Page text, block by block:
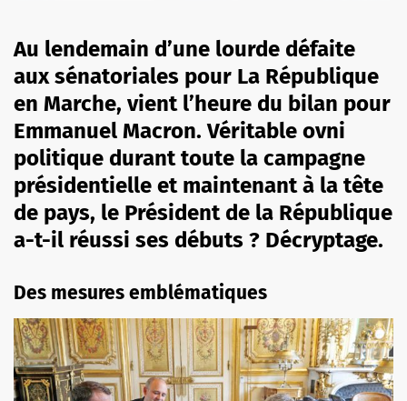
Au lendemain d’une lourde défaite
aux sénatoriales pour La République
en Marche, vient l’heure du bilan pour
Emmanuel Macron. Véritable ovni
politique durant toute la campagne
présidentielle et maintenant à la tête
de pays, le Président de la République
a-t-il réussi ses débuts ? Décryptage.
Des mesures emblématiques